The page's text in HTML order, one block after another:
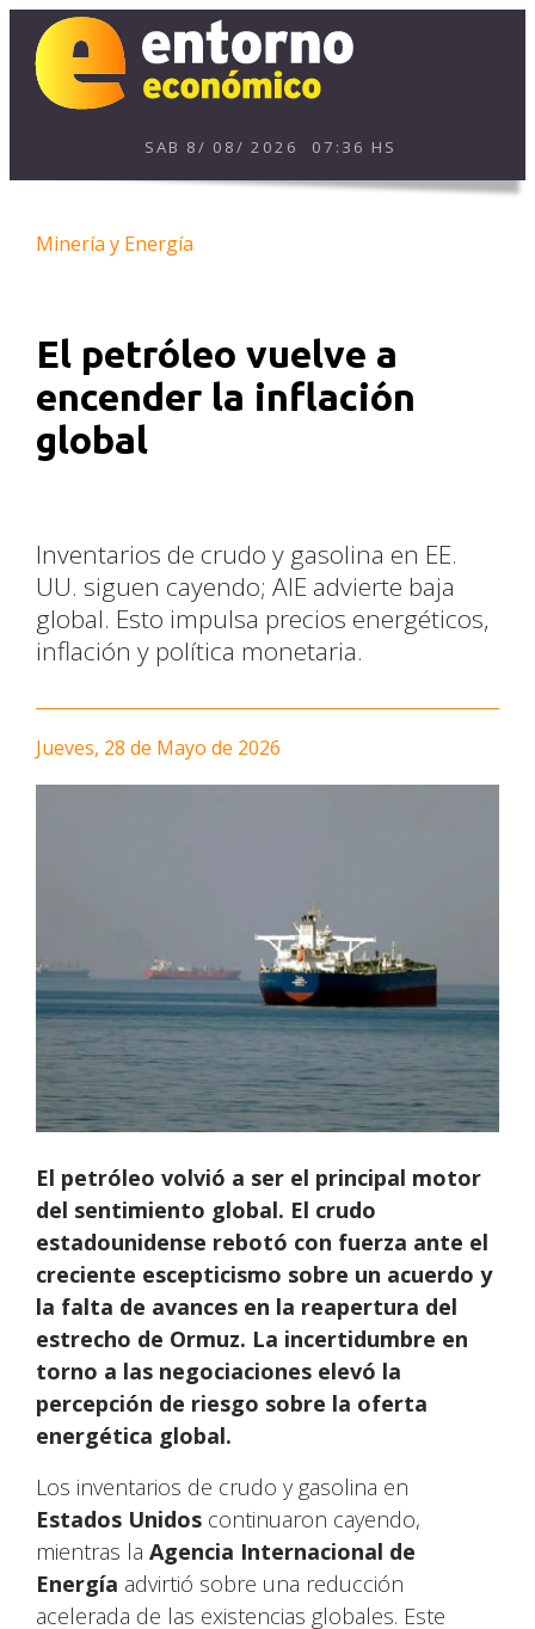
SAB 8/ 08/ 2026 07:36 HS
Minería y Energía
El petróleo vuelve a
encender la inflación
global
Inventarios de crudo y gasolina en EE.
UU. siguen cayendo; AIE advierte baja
global. Esto impulsa precios energéticos,
inflación y política monetaria.
Jueves, 28 de Mayo de 2026
El petróleo volvió a ser el principal motor
del sentimiento global. El crudo
estadounidense rebotó con fuerza ante el
creciente escepticismo sobre un acuerdo y
la falta de avances en la reapertura del
estrecho de Ormuz. La incertidumbre en
torno a las negociaciones elevó la
percepción de riesgo sobre la oferta
energética global.
Los inventarios de crudo y gasolina en
Estados Unidos continuaron cayendo,
mientras laAgencia Internacional de
Energía advirtió sobre una reducción
acelerada de las existencias globales. Este